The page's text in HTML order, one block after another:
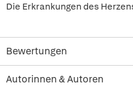
Die Erkrankungen des
Bewertungen
Autorinnen & Autoren